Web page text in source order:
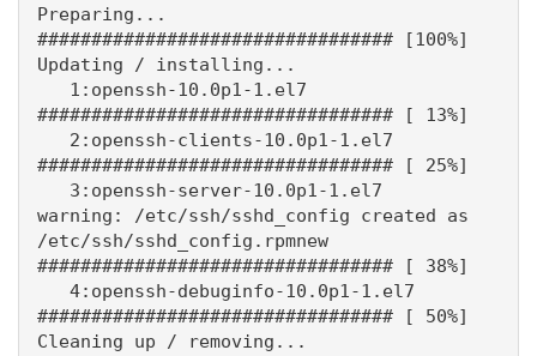
Preparing...
################################# [100%]
Updating / installing...
################################# [ 13%]
################################# [ 25%]
warning: /etc/ssh/sshd_config created as
/etc/ssh/sshd_config.rpmnew
################################# [ 38%]
################################# [ 50%]
Cleaning up / removing...